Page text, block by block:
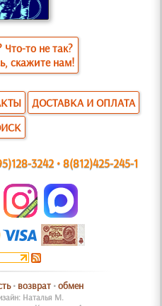
Что-то не так?
скажите нам!
ДОСТАВКА И ОПЛАТА
3242•8(812)425-245-1
• возврат•обмен
Наталья М.